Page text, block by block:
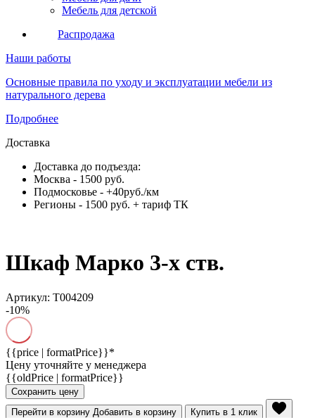
Мебель для детской
Распродажа
Наши работы
Основные правила по уходу и эксплуатации мебели из
натурального дерева
Подробнее
Доставка
Доставка до подъезда:
Москва - 1500 руб.
Подмосковье - +40руб./км
Регионы - 1500 руб. + тариф ТК
Шкаф Марко 3-х ств.
Артикул: Т004209
-10%
{{price | formatPrice}}*
Цену уточняйте у менеджера
{{oldPrice | formatPrice}}
Сохранить цену
Перейти в корзину Добавить в корзину Купить в 1 клик